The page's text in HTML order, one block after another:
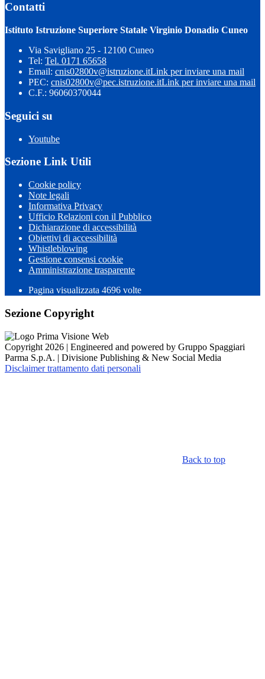
Contatti
Istituto Istruzione Superiore Statale Virginio Donadio Cuneo
Via Savigliano 25 - 12100 Cuneo
Tel: Tel. 0171 65658
Email: cnis02800v@istruzione.itLink per inviare una mail
PEC: cnis02800v@pec.istruzione.itLink per inviare una mail
C.F.: 96060370044
Seguici su
Youtube
Sezione Link Utili
Cookie policy
Note legali
Informativa Privacy
Ufficio Relazioni con il Pubblico
Dichiarazione di accessibilità
Obiettivi di accessibilità
Whistleblowing
Gestione consensi cookie
Amministrazione trasparente
Pagina visualizzata 4696 volte
Sezione Copyright
Copyright 2026 | Engineered and powered by Gruppo Spaggiari
Parma S.p.A. | Divisione Publishing & New Social Media
Disclaimer trattamento dati personali
Back to top